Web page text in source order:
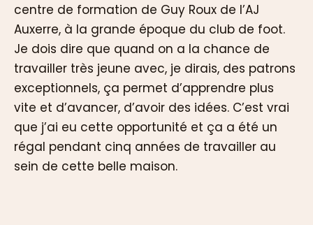
centre de formation de Guy Roux de l’AJ
Auxerre, à la grande époque du club de foot.
Je dois dire que quand on a la chance de
travailler très jeune avec, je dirais, des patrons
exceptionnels, ça permet d’apprendre plus
vite et d’avancer, d’avoir des idées. C’est vrai
que j’ai eu cette opportunité et ça a été un
régal pendant cinq années de travailler au
sein de cette belle maison.